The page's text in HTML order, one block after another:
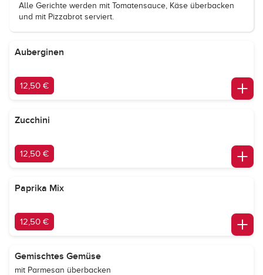
Alle Gerichte werden mit Tomatensauce, Käse überbacken
und mit Pizzabrot serviert.
Auberginen
12,50 €
Zucchini
12,50 €
Paprika Mix
12,50 €
Gemischtes Gemüse
mit Parmesan überbacken